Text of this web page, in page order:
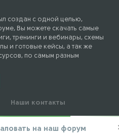
создан с одной целью,
Вы можете скачать самые
тренинги и вебинары, схемы
и готовые кейсы, а так же
по самым разным
Наши контакты
kursstore@mail.ru
Обратная связь
на наш форум